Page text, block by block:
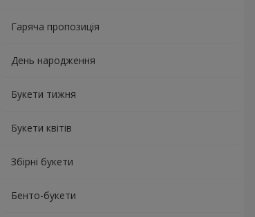
Гаряча пропозиція
День народження
Букети тижня
Букети квітів
Збірні букети
Бенто-букети